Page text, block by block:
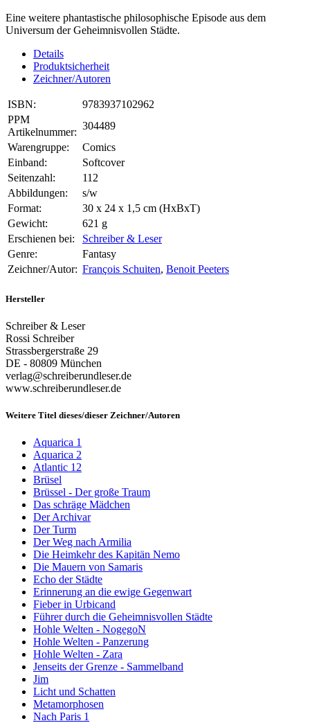
Eine weitere phantastische philosophische Episode aus dem
Universum der Geheimnisvollen Städte.
Details
Produktsicherheit
Zeichner/Autoren
ISBN:
9783937102962
PPM
Artikelnummer:
304489
Warengruppe:
Comics
Einband:
Softcover
Seitenzahl:
112
Abbildungen:
s/w
Format:
30 x 24 x 1,5 cm (HxBxT)
Gewicht:
621 g
Erschienen bei:
Schreiber & Leser
Genre:
Fantasy
Zeichner/Autor: François Schuiten, Benoit Peeters
Hersteller
Schreiber & Leser
Rossi Schreiber
Strassbergerstraße 29
DE - 80809 München
verlag@schreiberundleser.de
www.schreiberundleser.de
Weitere Titel dieses/dieser Zeichner/Autoren
Aquarica 1
Aquarica 2
Atlantic 12
Brüsel
Brüssel - Der große Traum
Das schräge Mädchen
Der Archivar
Der Turm
Der Weg nach Armilia
Die Heimkehr des Kapitän Nemo
Die Mauern von Samaris
Echo der Städte
Erinnerung an die ewige Gegenwart
Fieber in Urbicand
Führer durch die Geheimnisvollen Städte
Hohle Welten - NogegoN
Hohle Welten - Panzerung
Hohle Welten - Zara
Jenseits der Grenze - Sammelband
Jim
Licht und Schatten
Metamorphosen
Nach Paris 1